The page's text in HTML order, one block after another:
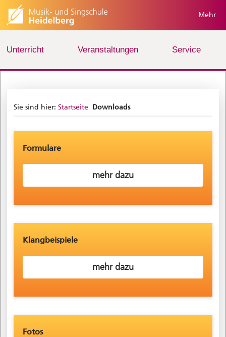
Mehr
Unterricht Veranstaltungen Service
Sie sind hier: Startseite Downloads
Formulare
mehr dazu
Klangbeispiele
mehr dazu
Fotos